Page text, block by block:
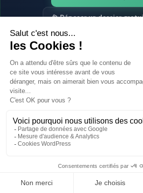
📂 Déposer un dossier
Vous pouvez aussi chercher un